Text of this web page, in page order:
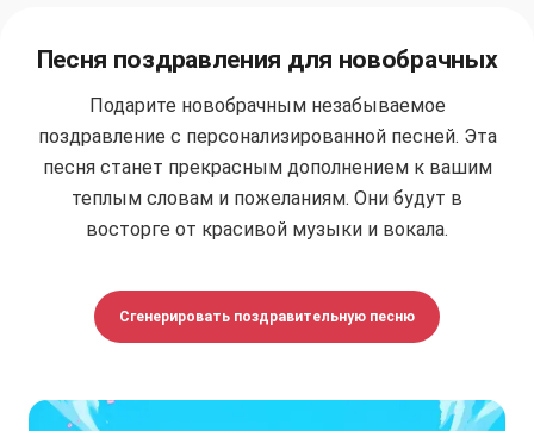
Песня поздравления для новобрачных
Подарите новобрачным незабываемое
поздравление с персонализированной песней. Эта
песня станет прекрасным дополнением к вашим
теплым словам и пожеланиям. Они будут в
восторге от красивой музыки и вокала.
Сгенерировать поздравительную песню